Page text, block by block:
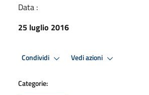
Data :
25 luglio 2016
Condividi Vedi azioni
Categorie: